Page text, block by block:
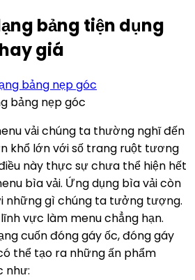
bảng tiện dụng
giá
bảng nẹp góc
vải chúng ta thường nghĩ đến
khổ lớn với số trang ruột tương
này thực sự chưa thể hiện hết
bìa vải. Ứng dụng bìa vải còn
những gì chúng ta tưởng tượng.
vực làm menu chẳng hạn.
cuốn đóng gáy ốc, đóng gáy
thể tạo ra những ấn phẩm
như: